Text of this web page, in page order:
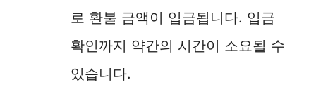
로 환불 금액이 입금됩니다. 입금
확인까지 약간의 시간이 소요될 수
있습니다.